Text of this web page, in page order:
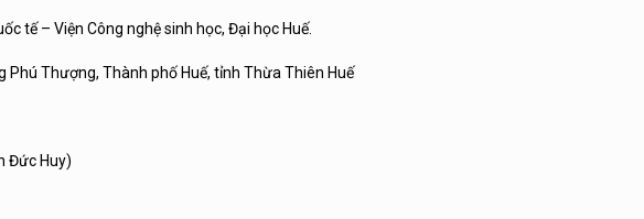
tế – Viện Công nghệ sinh học, Đại học Huế.
Thượng, Thành phố Huế, tỉnh Thừa Thiên Huế
Đức Huy)